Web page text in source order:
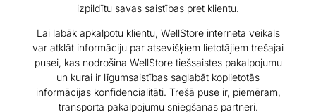
izpildītu savas saistības pret klientu.
Lai labāk apkalpotu klientu, WellStore interneta veikals
var atklāt informāciju par atsevišķiem lietotājiem trešajai
pusei, kas nodrošina WellStore tiešsaistes pakalpojumu
un kurai ir līgumsaistības saglabāt koplietotās
informācijas konfidencialitāti. Trešā puse ir, piemēram,
transporta pakalpojumu sniegšanas partneri.